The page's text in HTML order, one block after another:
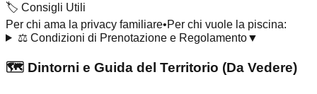
🏷️ Consigli Utili
Per chi ama la privacy familiare•Per chi vuole la piscina:
⚖️ Condizioni di Prenotazione e Regolamento▼
🗺️ Dintorni e Guida del Territorio (Da Vedere)